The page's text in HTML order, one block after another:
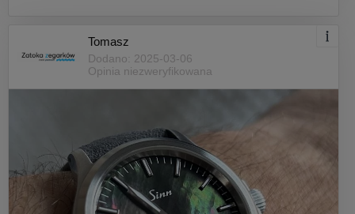
Tomasz
Dodano: 2025-03-06
Opinia niezweryfikowana